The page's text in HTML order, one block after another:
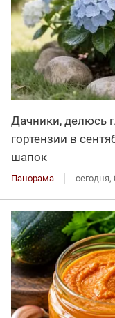
Дачники, делюсь
гортензии в
шапок
Панорама сегодня,